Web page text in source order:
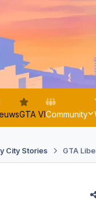
GTA VICommunity
City Stories GTA